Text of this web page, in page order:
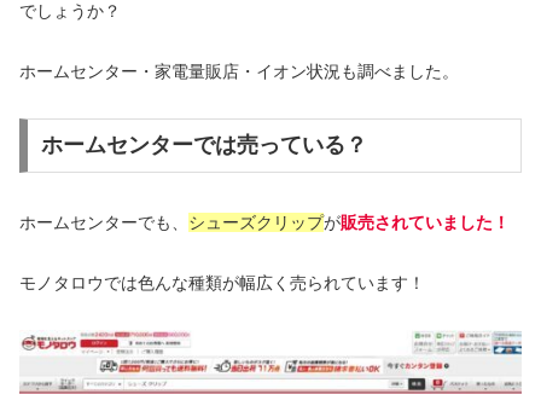
でしょうか？
ホームセンター・家電量販店・イオン状況も調べました。
ホームセンターでは売っている？
ホームセンターでも、 シューズクリップが販売されていました！
モノタロウでは色んな種類が幅広く売られています！